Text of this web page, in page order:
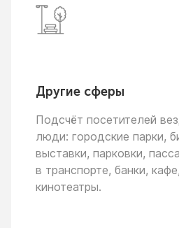
Другие сферы
Подсчёт посетителей
люди: городские парки,
выставки, парковки,
в транспорте, банки,
кинотеатры.